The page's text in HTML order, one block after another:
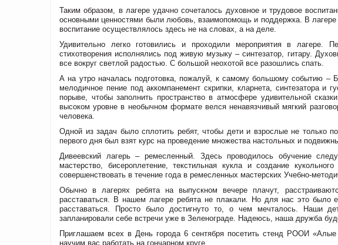
Таким образом, в лагере удачно сочеталось духовное и трудовое
основными ценностями были любовь, взаимопомощь и поддержка. В
воспитание осуществлялось здесь не на словах, а на деле.
Удивительно легко готовились и проходили мероприятия в
стихотворения исполнялись под живую музыку – синтезатор, гитару.
все вокруг светлой радостью. С большой неохотой все разошлись спать.
А на утро началась подготовка, пожалуй, к самому большому событию –
мелодичное пение под аккомпанемент скрипки, кларнета, синтезатора
порыве, чтобы заполнить пространство в атмосфере удивительной
высоком уровне в необычном формате велся ненавязчивый мягкий
человека.
Одной из задач было сплотить ребят, чтобы дети и взрослые не только
первого дня был взят курс на проведение множества настольных и
Дивеевский лагерь – ремесленный. Здесь проводилось обучение
мастерство, бисероплетение, текстильная кукла и создание
совершенствовать в течение года в ремесленных мастерских Учебно-
Обычно в лагерях ребята на выпускном вечере плачут,
расставаться. В нашем лагере ребята не плакали. Но для нас это
расставаться. Просто было достигнуто то, о чем мечталось. Наши
запланировали себе встречи уже в Зеленограде. Надеюсь, наша дружба
Приглашаем всех в День города 6 сентября посетить стенд РООИ
научим вас работать на гончарном круге.